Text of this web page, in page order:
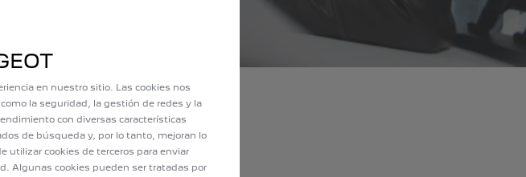
en nuestro sitio. Las cookies nos
la seguridad, la gestión de redes y la
con diversas características
de búsqueda y, por lo tanto, mejoran lo
utilizar cookies de terceros para enviar
Algunas cookies pueden ser tratadas por